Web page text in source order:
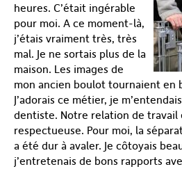
heures. C’était ingérable
pour moi. A ce moment-là,
j’étais vraiment très, très
mal. Je ne sortais plus de la
maison. Les images de
mon ancien boulot tournaient en
J’adorais ce métier, je
dentiste. Notre relation de travail
respectueuse. Pour moi, la
a été dur à avaler. Je côtoyais
j’entretenais de bons rapports